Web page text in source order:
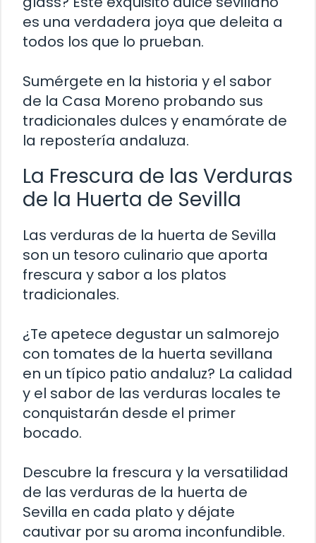
es una verdadera joya que deleita a
todos los que lo prueban.
Sumérgete en la historia y el sabor
de la Casa Moreno probando sus
tradicionales dulces y enamórate de
la repostería andaluza.
La Frescura de las Verduras
de la Huerta de Sevilla
Las verduras de la huerta de Sevilla
son un tesoro culinario que aporta
frescura y sabor a los platos
tradicionales.
¿Te apetece degustar un salmorejo
con tomates de la huerta sevillana
en un típico patio andaluz? La calidad
y el sabor de las verduras locales te
conquistarán desde el primer
bocado.
Descubre la frescura y la versatilidad
de las verduras de la huerta de
Sevilla en cada plato y déjate
cautivar por su aroma inconfundible.